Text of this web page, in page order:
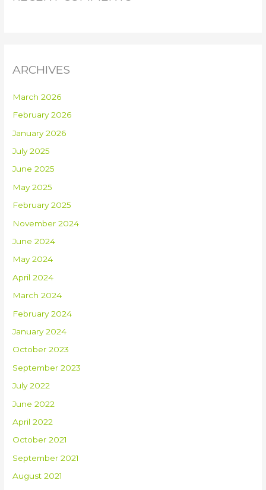
ARCHIVES
March 2026
February 2026
January 2026
July 2025
June 2025
May 2025
February 2025
November 2024
June 2024
May 2024
April 2024
March 2024
February 2024
January 2024
October 2023
September 2023
July 2022
June 2022
April 2022
October 2021
September 2021
August 2021